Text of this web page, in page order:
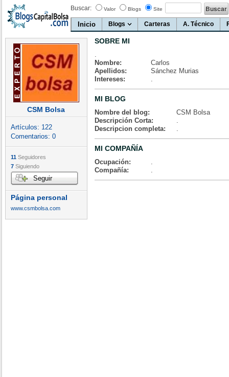
Buscar: Valor Blogs Site
Inicio Blogs Carteras A. Técnico
CSM Bolsa
Artículos: 122
Comentarios: 0
11 Seguidores
7 Siguiendo
Seguir
Página personal
www.csmbolsa.com
SOBRE MI
.
Nombre:
Carlos
Apellidos:
Sánchez Murias
Intereses:
.
MI BLOG
Nombre del blog:
CSM Bolsa
Descripción Corta:
.
Descripcion completa:
.
MI COMPAÑÍA
Ocupación:
.
Compañía:
.